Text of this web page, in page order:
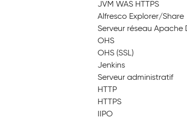
JVM WAS HTTPS
Alfresco Explorer/Share
Serveur réseau Apache
OHS
OHS (SSL)
Jenkins
Serveur administratif
HTTP
HTTPS
IIPO